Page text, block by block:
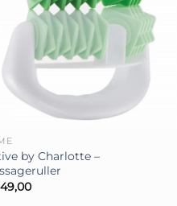
by Charlotte –